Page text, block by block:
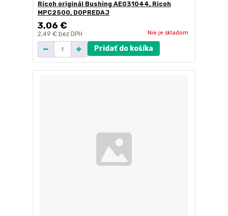
Ricoh originál Bushing AE031044, Ricoh
MPC2500, DOPREDAJ
3,06 €
2,49 € bez DPH Nie je skladom
Pridať do košíka